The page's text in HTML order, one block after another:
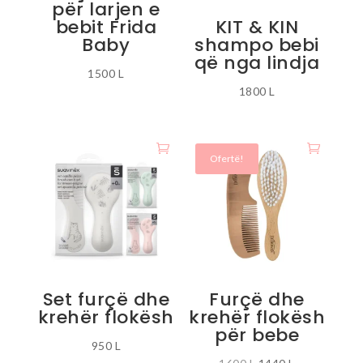
faqja
produktit
për larjen e
bebit Frida
Baby
1500 L
KIT & KIN
shampo bebi
që nga lindja
1800L
Set furçë dhe
krehër flokësh
950 L
Ofertë!
Furçë dhe
krehër flokësh
për bebe